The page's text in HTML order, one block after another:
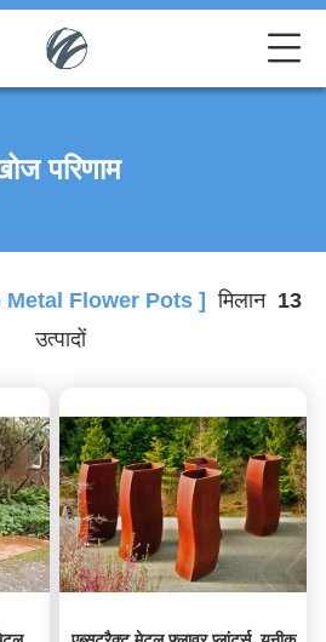
परिणाम
Metal Flower Pots ] मिलान 13
उत्पादों